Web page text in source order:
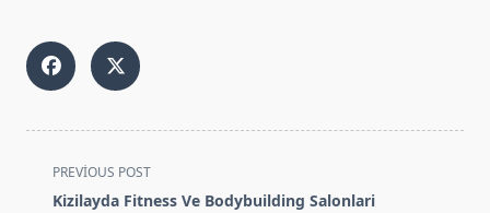
<span
class="nav-
PREVIOUS POST
Kizilayda Fitness Ve Bodybuilding Salonlari